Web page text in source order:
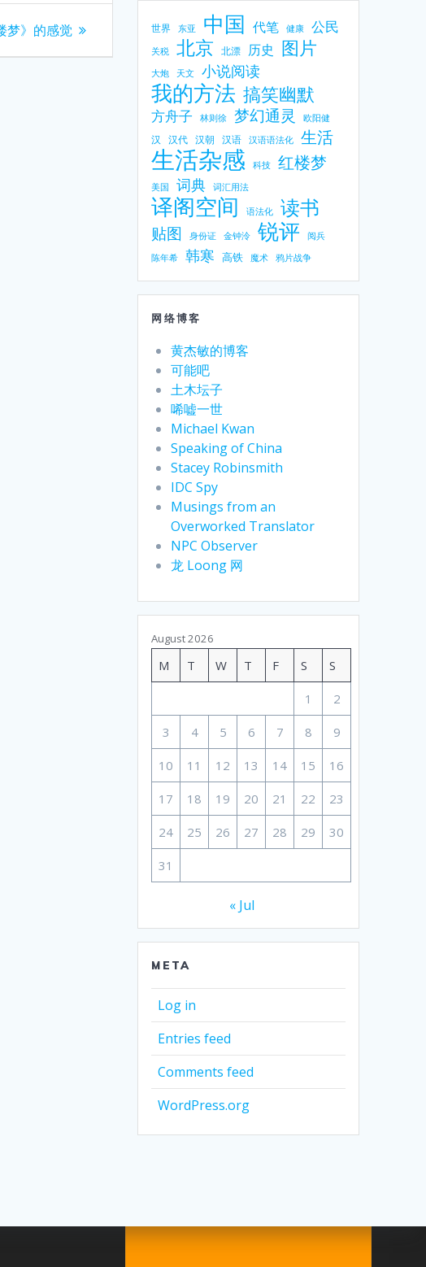
梦》的感觉 世界 东亚 中国 代笔 健康 公民
关税 北京 北漂 历史 图片
大炮 天文 小说阅读
我的方法 搞笑幽默
方舟子 林则徐 梦幻通灵 欧阳健
汉 汉代 汉朝 汉语 汉语语法化 生活
生活杂感 科技 红楼梦
美国 词典 词汇用法
译阁空间 语法化 读书
贴图 身份证 金钟泠 锐评
阅兵
陈年希
韩寒 高铁 魔术 鸦片战争
网络博客
黄杰敏的博客
可能吧
土木坛子
唏嘘一世
Michael Kwan
Speaking of China
Stacey Robinsmith
IDC Spy
Musings from an
Overworked Translator
NPC Observer
龙 Loong 网
August 2026
M T W T F S S
1 2
3 4 5 6 7 8 9
10 11 12 13 14 15 16
17 18 19 20 21 22 23
24 25 26 27 28 29 30
31
« Jul
META
Log in
Entries feed
Comments feed
WordPress.org